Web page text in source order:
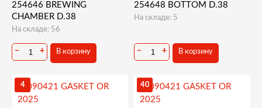
254646 BREWING
CHAMBER D.38
На складе: 56
− + В корзину
254648 BOTTOM D.38
На складе: 5
− + В корзину
4 40